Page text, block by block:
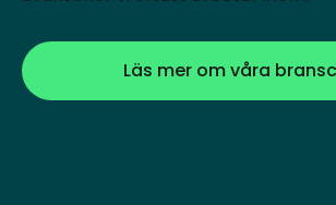
Läs mer om våra